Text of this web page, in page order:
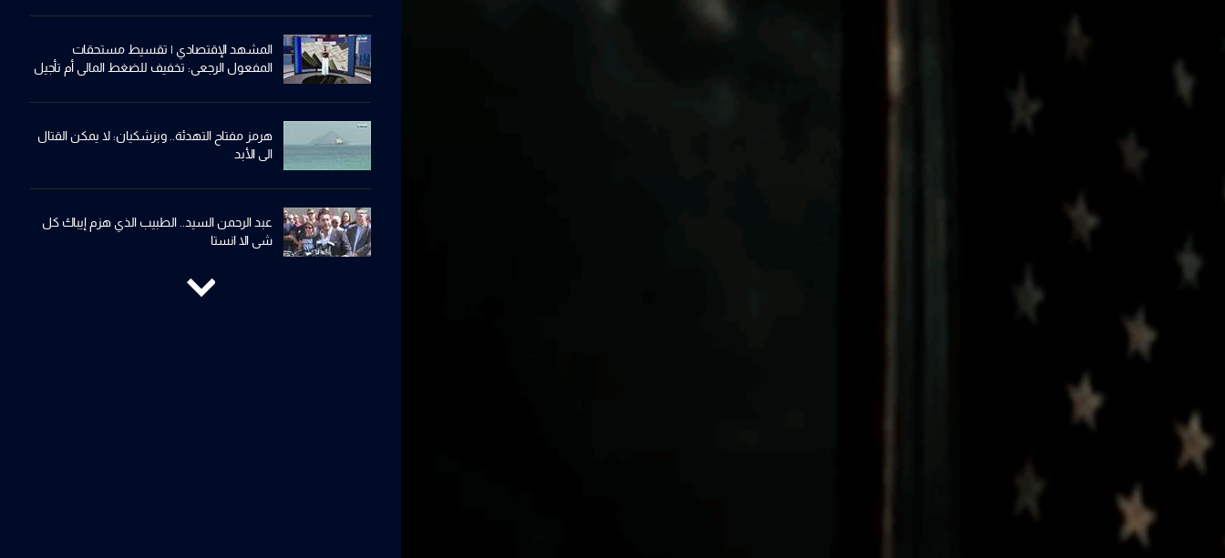
المشهد الإقتصادي | تقسيط مستحقات
المفعول الرجعي: تخفيف للضغط المالي أم تأجيل
هرمز مفتاح التهدئة.. وبزشكيان: لا يمكن القتال
الى الأبد
عبد الرحمن السيد.. الطبيب الذي هزم إيباك كل
شي الا انستا